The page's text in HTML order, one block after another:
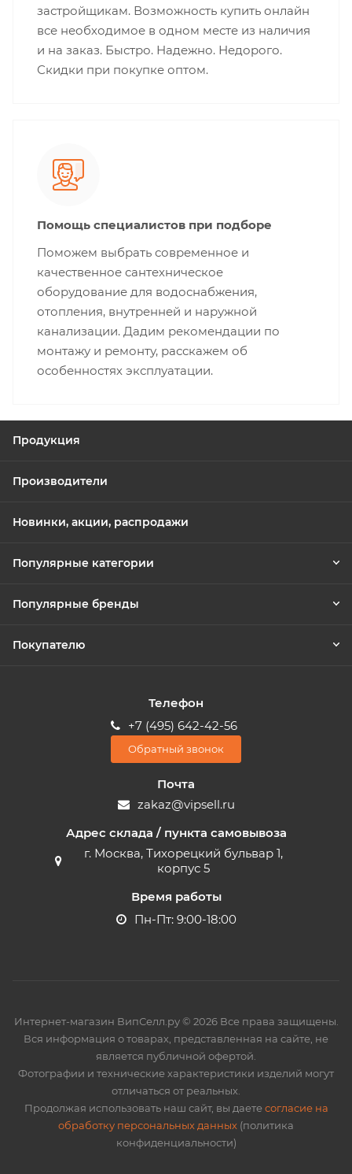
застройщикам. Возможность купить онлайн
все необходимое в одном месте из наличия
и на заказ. Быстро. Надежно. Недорого.
Скидки при покупке оптом.
Помощь специалистов при подборе
Поможем выбрать современное и
качественное сантехническое
оборудование для водоснабжения,
отопления, внутренней и наружной
канализации. Дадим рекомендации по
монтажу и ремонту, расскажем об
особенностях эксплуатации.
Продукция
Производители
Новинки, акции, распродажи
Популярные категории
Популярные бренды
Покупателю
Телефон
+7 (495) 642-42-56
Обратный звонок
Почта
zakaz@vipsell.ru
Адрес склада / пункта самовывоза
г. Москва, Тихорецкий бульвар 1,
корпус 5
Время работы
Пн-Пт: 9:00-18:00
Интернет-магазин ВипСелл.ру © 2026 Все права защищены.
Вся информация о товарах, представленная на сайте, не
является публичной офертой.
Фотографии и технические характеристики изделий могут
отличаться от реальных.
Продолжая использовать наш сайт, вы даетесогласие на
обработку персональных данных (политика
конфиденциальности)